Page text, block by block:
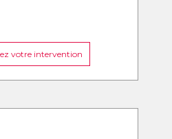
votre intervention